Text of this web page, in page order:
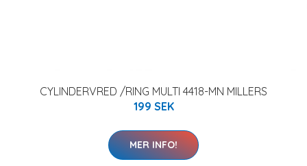
CYLINDERVRED /RING MULTI 4418-MN MILLERS
199 SEK
MER INFO!